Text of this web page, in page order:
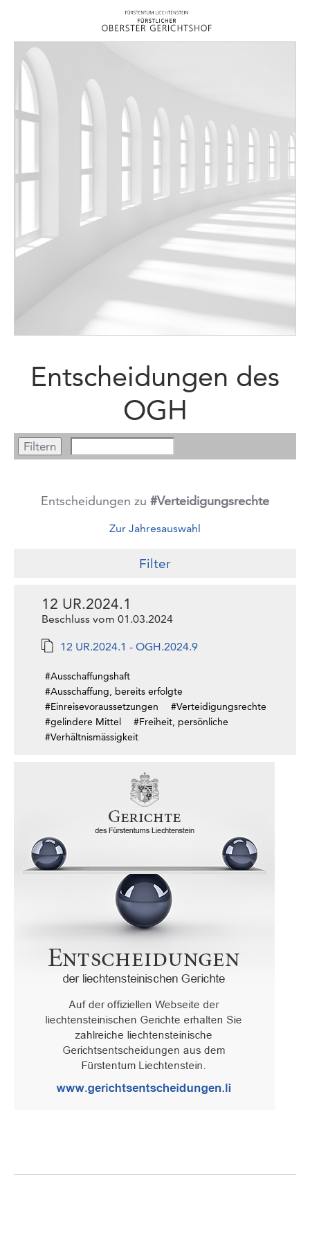
Entscheidungen des
OGH
Entscheidungen zu #Verteidigungsrechte
Zur Jahresauswahl
Filter
12 UR.2024.1
Beschluss vom 01.03.2024
12 UR.2024.1 - OGH.2024.9
#Ausschaffungshaft
#Ausschaffung, bereits erfolgte
#Einreisevoraussetzungen
#Verteidigungsrechte
#gelindere Mittel
#Freiheit, persönliche
#Verhältnismässigkeit